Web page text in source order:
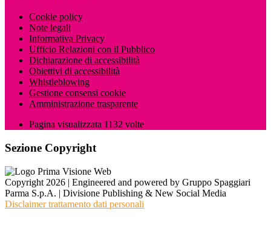
Cookie policy
Note legali
Informativa Privacy
Ufficio Relazioni con il Pubblico
Dichiarazione di accessibilità
Obiettivi di accessibilità
Whistleblowing
Gestione consensi cookie
Amministrazione trasparente
Pagina visualizzata 1132 volte
Sezione Copyright
Copyright 2026 | Engineered and powered by Gruppo Spaggiari
Parma S.p.A. | Divisione Publishing & New Social Media
Disclaimer trattamento dati personali